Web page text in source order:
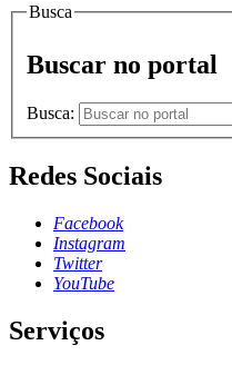
Busca
Buscar no portal
Busca:
Redes Sociais
Facebook
Instagram
Twitter
YouTube
Serviços